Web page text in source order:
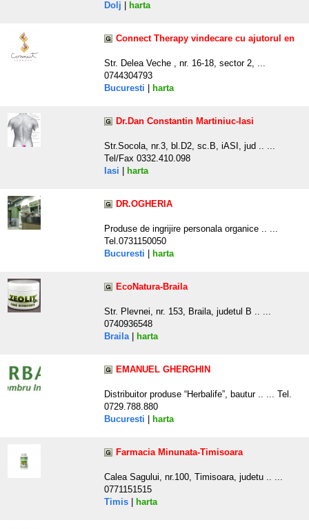
Dolj harta
Connect Therapy vindecare cu ajutorul en
Str. Delea Veche , nr. 16-18, sector 2, ...
0744304793
Bucuresti
harta
Dr.Dan Constantin Martiniuc-Iasi
Str.Socola, nr.3, bl.D2, sc.B, iASI, jud .. ...
Tel/Fax 0332.410.098
Iasi
harta
DR.OGHERIA
Produse de ingrijire personala organice .. ...
Tel.0731150050
Bucuresti
harta
EcoNatura-Braila
Str. Plevnei, nr. 153, Braila, judetul B .. ...
0740936548
Braila| harta
EMANUEL GHERGHIN
Distribuitor produse “Herbalife”, bautur .. ... Tel.
0729.788.880
Bucuresti
harta
Farmacia Minunata-Timisoara
Calea Sagului, nr.100, Timisoara, judetu .. ...
0771151515
Timis
harta